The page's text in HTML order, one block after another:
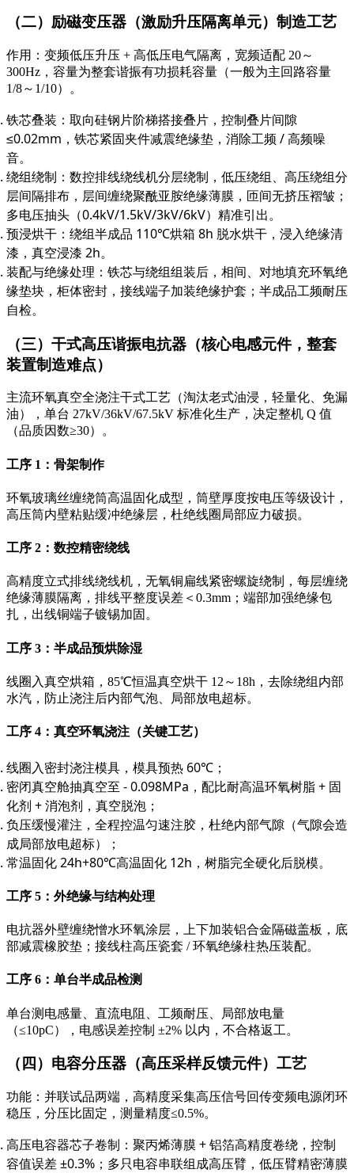
（二）励磁变压器（激励升压隔离单元）制造工艺
作用：变频低压升压 + 高低压电气隔离，宽频适配 20～
300Hz，容量为整套谐振有功损耗容量（一般为主回路容量
1/8～1/10）。
铁芯叠装：取向硅钢片阶梯搭接叠片，控制叠片间隙
≤0.02mm，铁芯紧固夹件减震绝缘垫，消除工频 / 高频噪
音。
绕组绕制：数控排线绕线机分层绕制，低压绕组、高压绕组分
层间隔排布，层间缠绕聚酰亚胺绝缘薄膜，匝间无挤压褶皱；
多电压抽头（0.4kV/1.5kV/3kV/6kV）精准引出。
预浸烘干：绕组半成品 110℃烘箱 8h 脱水烘干，浸入绝缘清
漆，真空浸漆 2h。
装配与绝缘处理：铁芯与绕组组装后，相间、对地填充环氧绝
缘垫块，柜体密封，接线端子加装绝缘护套；半成品工频耐压
自检。
（三）干式高压谐振电抗器（核心电感元件，整套
装置制造难点）
主流环氧真空全浇注干式工艺（淘汰老式油浸，轻量化、免漏
油），单台 27kV/36kV/67.5kV 标准化生产，决定整机 Q 值
（品质因数≥30）。
工序 1：骨架制作
环氧玻璃丝缠绕筒高温固化成型，筒壁厚度按电压等级设计，
高压筒内壁粘贴缓冲绝缘层，杜绝线圈局部应力破损。
工序 2：数控精密绕线
高精度立式排线绕线机，无氧铜扁线紧密螺旋绕制，每层缠绕
绝缘薄膜隔离，排线平整度误差＜0.3mm；端部加强绝缘包
扎，出线铜端子镀锡加固。
工序 3：半成品预烘除湿
线圈入真空烘箱，85℃恒温真空烘干 12～18h，去除绕组内部
水汽，防止浇注后内部气泡、局部放电超标。
工序 4：真空环氧浇注（关键工艺）
线圈入密封浇注模具，模具预热 60℃；
密闭真空舱抽真空至 - 0.098MPa，配比耐高温环氧树脂 + 固
化剂 + 消泡剂，真空脱泡；
负压缓慢灌注，全程控温匀速注胶，杜绝内部气隙（气隙会造
成局部放电超标）；
常温固化 24h+80℃高温固化 12h，树脂完全硬化后脱模。
工序 5：外绝缘与结构处理
电抗器外壁缠绕憎水环氧涂层，上下加装铝合金隔磁盖板，底
部减震橡胶垫；接线柱高压瓷套 / 环氧绝缘柱热压装配。
工序 6：单台半成品检测
单台测电感量、直流电阻、工频耐压、局部放电量
（≤10pC），电感误差控制 ±2% 以内，不合格返工。
（四）电容分压器（高压采样反馈元件）工艺
功能：并联试品两端，高精度采集高压信号回传变频电源闭环
稳压，分压比固定，测量精度≤0.5%。
高压电容器芯子卷制：聚丙烯薄膜 + 铝箔高精度卷绕，控制
容值误差 ±0.3%；多只电容串联组成高压臂，低压臂精密薄膜